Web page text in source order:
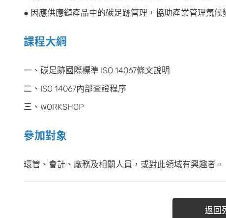
● 因應供應鏈產品中的碳足跡管理，協助產業管理氣
課程大綱
一、碳足跡國際標準 ISO 14067條文說明
二、ISO 14067內部查證程序
三、WORKSHOP
參加對象
環管、會計、廠務及相關人員，或對此領域有興趣者。
返回